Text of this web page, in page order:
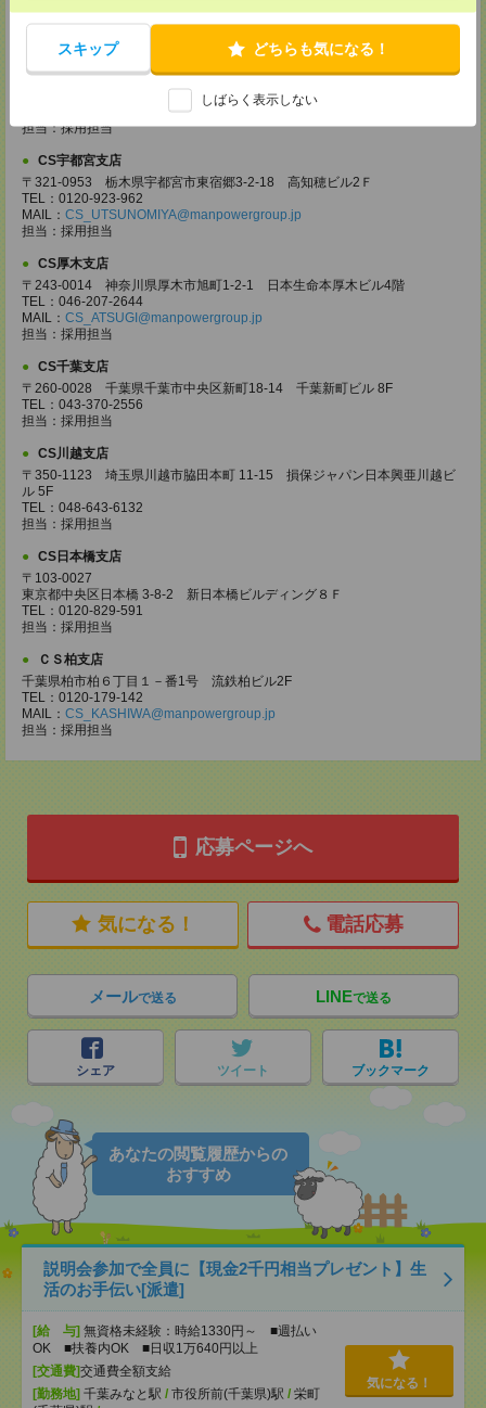
スキップ どちらも気になる！
しばらく表示しない
MAIL：CS_OMIYA@manpowergroup.jp
担当：採用担当
CS高崎支店
〒370-0831 群馬県高崎市あら町167 高崎第一生命ビルディング11Ｆ
CS_TAKASAKI@manpowergroup.jp
担当：採用担当
CS宇都宮支店
〒321-0953 栃木県宇都宮市東宿郷3-2-18 高知穂ビル2Ｆ
TEL：0120-923-962
MAIL： CS_UTSUNOMIYA@manpowergroup.jp
担当：採用担当
CS厚木支店
〒243-0014 神奈川県厚木市旭町1-2-1 日本生命本厚木ビル4階
TEL：046-207-2644
MAIL： CS_ATSUGI@manpowergroup.jp
担当：採用担当
CS千葉支店
〒260-0028 千葉県千葉市中央区新町18-14 千葉新町ビル 8F
TEL：043-370-2556
担当：採用担当
CS川越支店
〒350-1123 埼玉県川越市脇田本町 11-15 損保ジャパン日本興亜川越ビ
ル 5F
TEL：048-643-6132
担当：採用担当
CS日本橋支店
〒103-0027
東京都中央区日本橋 3-8-2 新日本橋ビルディング８Ｆ
TEL：0120-829-591
担当：採用担当
ＣＳ柏支店
千葉県柏市柏６丁目１－番1号 流鉄柏ビル2F
TEL：0120-179-142
MAIL： CS_KASHIWA@manpowergroup.jp
担当：採用担当
応募ページへ
気になる！ 電話応募
メールで送る LINEで送る
シェア ツイート ブックマーク
あなたの閲覧履歴からの
おすすめ
説明会参加で全員に【現金2千円相当プレゼント】生
活のお手伝い[派遣]
[給 与] 無資格未経験：時給1330円～ ■週払い
OK ■扶養内OK ■日収1万640円以上
[交通費]交通費全額支給
[勤務地] 千葉みなと駅 / 市役所前(千葉県)駅 / 栄町
気になる！